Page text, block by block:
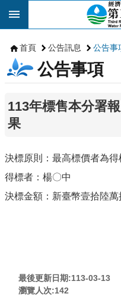
跳到主要內容區塊
首頁 公告訊息 公告事
公告事項
113年標售本分署
果
決標原則：最高標價者為得
得標者：楊〇中
決標金額：新臺幣壹拾陸
最後更新日期:113-03-13
瀏覽人次:142